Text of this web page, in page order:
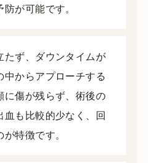
が可能です。
たず、ダウンタイムが
中からアプローチする
に傷が残らず、術後の
血も比較的少なく、回
特徴です。